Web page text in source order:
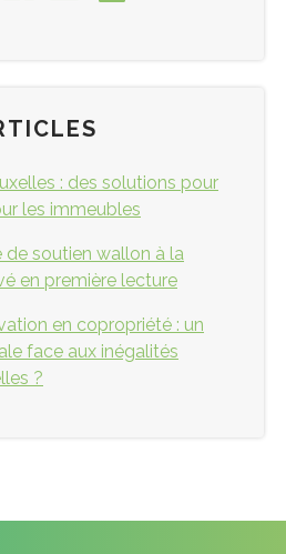
: des solutions pour
les immeubles
de soutien wallon à la
en première lecture
en copropriété : un
face aux inégalités
?